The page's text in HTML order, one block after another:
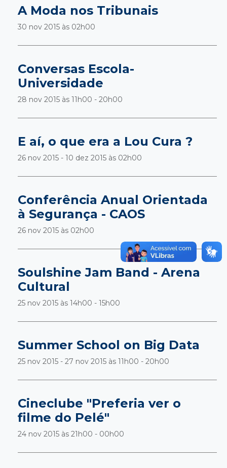
A Moda nos Tribunais
30 nov 2015 às 02h00
Conversas Escola-
Universidade
28 nov 2015 às 11h00 - 20h00
E aí, o que era a Lou Cura ?
26 nov 2015 - 10 dez 2015 às 02h00
Conferência Anual Orientada
à Segurança - CAOS
26 nov 2015 às 02h00
Soulshine Jam Band - Arena
Cultural
25 nov 2015 às 14h00 - 15h00
Summer School on Big Data
25 nov 2015 - 27 nov 2015 às 11h00 - 20h00
Cineclube "Preferia ver o
filme do Pelé"
24 nov 2015 às 21h00 - 00h00